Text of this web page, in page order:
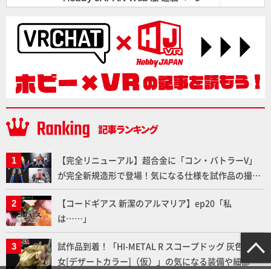
【完全リニューアル】超合金に「コン・バトラーV」
が完全新規造形で登場！気になる仕様を試作品の撮り
下ろしでご紹介!!さらに「大鉄人17」＆「ワンエイ
ト」セット情報もお届け！【超合金の魂】
【コードギアス 新潔のアルマリア】ep20「私
は……」
試作品到着！「HI-METAL R スコープドッグ 灰色の魔
女[デザートカラー]（仮）」の気になる装備や細部な